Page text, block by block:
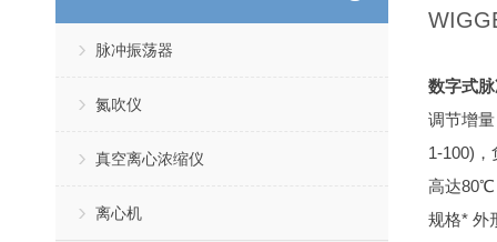
脉冲振荡器
氮吹仪
真空离心浓缩仪
离心机
数字式
调节增
1-100)，
高达80℃
规格* 外